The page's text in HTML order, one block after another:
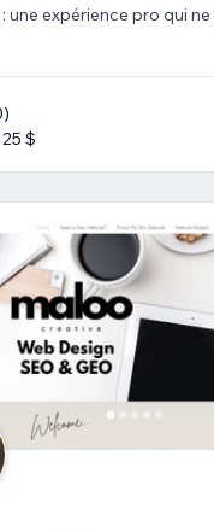
une expérience pro qui
)
$